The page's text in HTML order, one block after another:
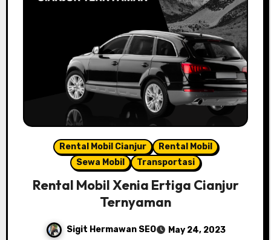
Rental Mobil Cianjur
Rental Mobil
Sewa Mobil
Transportasi
Rental Mobil Xenia Ertiga Cianjur
Ternyaman
Sigit Hermawan SEO
May 24, 2023